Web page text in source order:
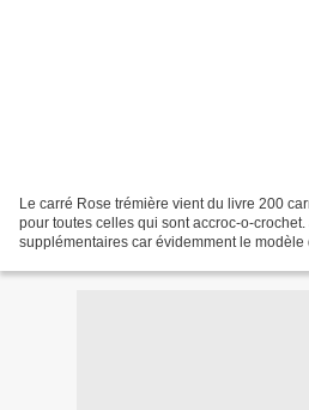
Le carré Rose trémière vient du livre 200
pour toutes celles qui sont accroc-o-
supplémentaires car évidemment le modèle